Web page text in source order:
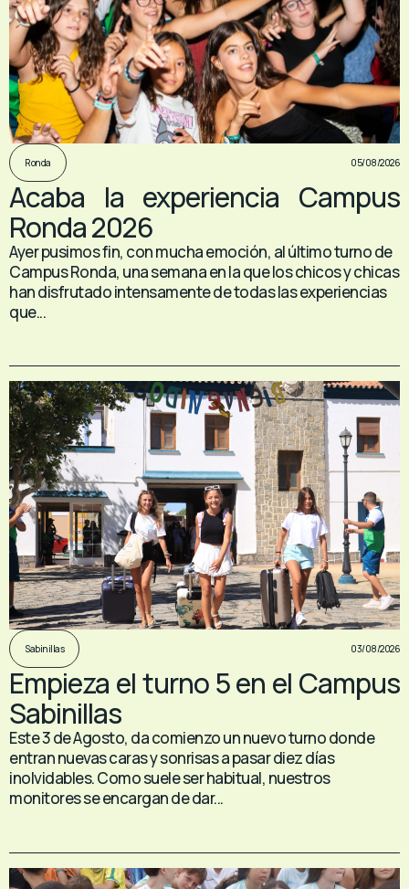
Ronda 05/08/2026
Acaba la experiencia Campus
Ronda 2026
Ayer pusimos fin, con mucha emoción, al último turno de
Campus Ronda, una semana en la que los chicos y chicas
han disfrutado intensamente de todas las experiencias
que...
Sabinillas 03/08/2026
Empieza el turno 5 en el Campus
Sabinillas
Este 3 de Agosto, da comienzo un nuevo turno donde
entran nuevas caras y sonrisas a pasar diez días
inolvidables. Como suele ser habitual, nuestros
monitores se encargan de dar...